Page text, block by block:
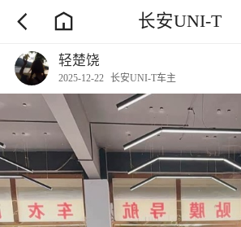
长安UNI-T
轻楚饶
2025-12-22 长安UNI-T车主